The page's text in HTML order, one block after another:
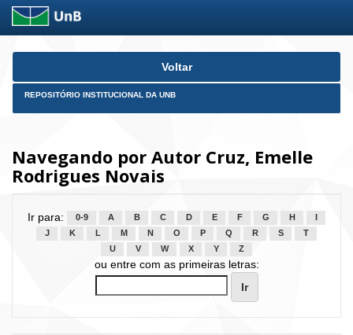
Skip
Voltar
REPOSITÓRIO INSTITUCIONAL DA UNB
Navegando por Autor Cruz, Emelle
Rodrigues Novais
Ir para: 0-9 A B C D E F G H
J
K L M N O P Q R S
T
U
V W X Y Z
ou entre com as primeiras letras: